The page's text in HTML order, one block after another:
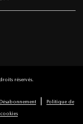
réservés.
Désabonnement |
Politique de
cookies